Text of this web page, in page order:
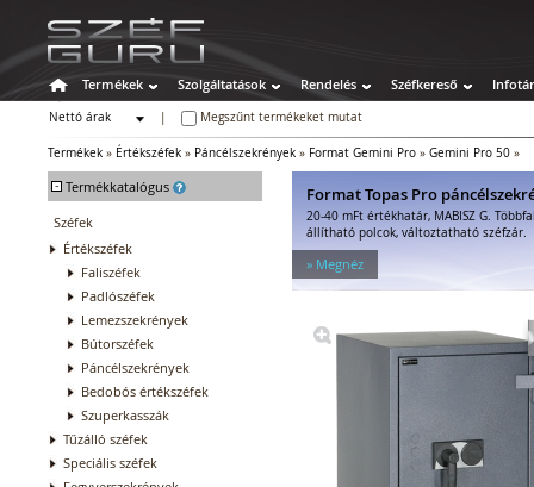
Termékek Szolgáltatások Rendelés Széfkereső Infotár
Nettó árak
Megszűnt termékeket mutat
Termékek » Értékszéfek » Páncélszekrények » Format Gemini Pro » Gemini Pro 50 »
- Termékkatalógus
Széfek
Értékszéfek
Faliszéfek
Padlószéfek
Lemezszekrények
Bútorszéfek
Páncélszekrények
Bedobós értékszéfek
Szuperkasszák
Tűzálló széfek
Speciális széfek
Format Topas Pro
20-40 mFt értékhatár, MABISZ G.
állítható polcok, változtatható széfzár.
» Megnéz